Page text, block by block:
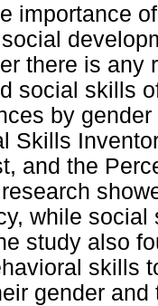
importance
there is any
social skills
by
Skills
and the
while
study also
skills
gender